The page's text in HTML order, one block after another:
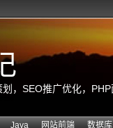
，SEO推广优化，
Java 网站前端 数据库